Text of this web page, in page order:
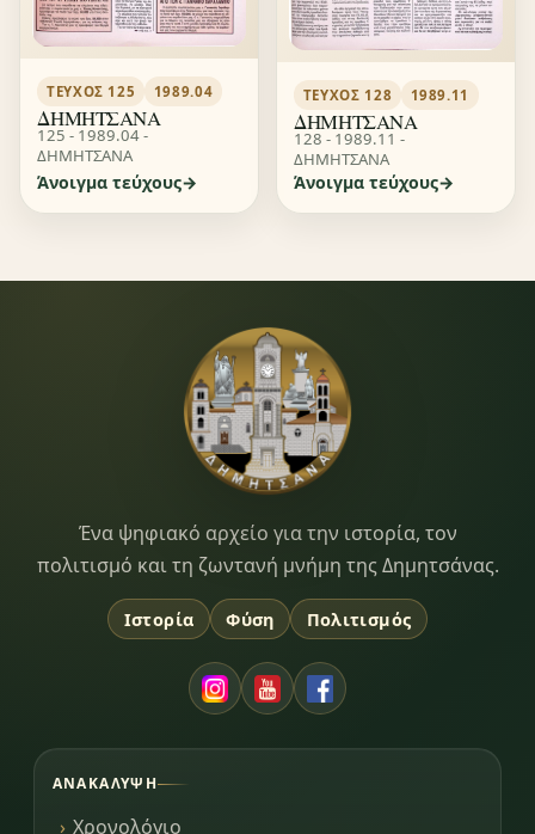
ΤΕΎΧΟΣ 125 1989.04
ΔΗΜΗΤΣΑΝΑ
125 - 1989.04 -
ΔΗΜΗΤΣΑΝΑ
Άνοιγμα τεύχους
ΤΕΎΧΟΣ 128 1989.11
ΔΗΜΗΤΣΑΝΑ
128 - 1989.11 -
ΔΗΜΗΤΣΑΝΑ
Άνοιγμα τεύχους
Dimitsana.gr
Ένα ψηφιακό αρχείο για την ιστορία, τον
πολιτισμό και τη ζωντανή μνήμη της Δημητσάνας.
Ιστορία Φύση Πολιτισμός
ΑΝΑΚΆΛΥΨΗ
Χρονολόγιο